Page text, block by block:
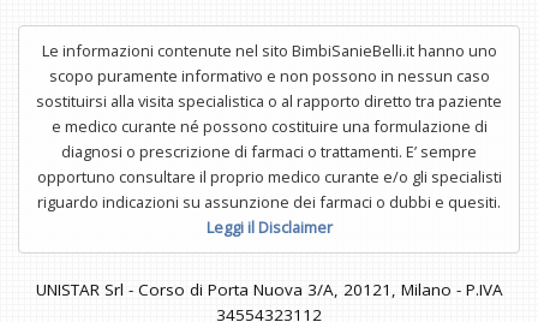
Le informazioni contenute nel sito BimbiSanieBelli.it hanno uno
scopo puramente informativo e non possono in nessun caso
sostituirsi alla visita specialistica o al rapporto diretto tra paziente
e medico curante né possono costituire una formulazione di
diagnosi o prescrizione di farmaci o trattamenti. E’ sempre
opportuno consultare il proprio medico curante e/o gli specialisti
riguardo indicazioni su assunzione dei farmaci o dubbi e quesiti.
Leggi il Disclaimer
UNISTAR Srl - Corso di Porta Nuova 3/A, 20121, Milano - P.IVA
34554323112